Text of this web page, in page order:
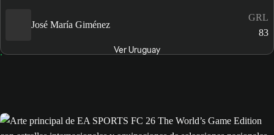
José María Giménez
GRL
83
Ver Uruguay